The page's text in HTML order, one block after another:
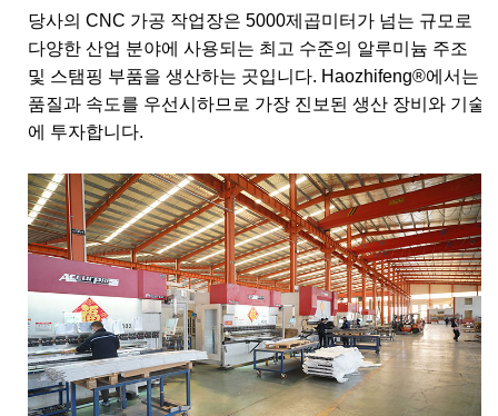
당사의 CNC 가공 작업장은 5000제곱미터가 넘는 규모로
다양한 산업 분야에 사용되는 최고 수준의 알루미늄 주조
및 스탬핑 부품을 생산하는 곳입니다. Haozhifeng®에서는
품질과 속도를 우선시하므로 가장 진보된 생산 장비와 기술
에 투자합니다.